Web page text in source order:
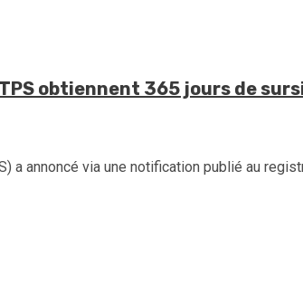
obtiennent 365 jours de
a annoncé via une notification publié au